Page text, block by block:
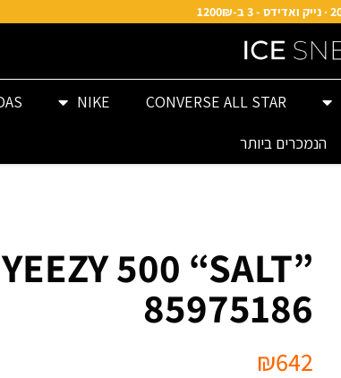
CONVERSE ALL STAR
NIKE
הנמכרים ביותר
YEEZY 500 “SALT”
85975186
₪642